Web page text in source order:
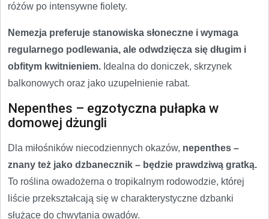
różów po intensywne fiolety.
Nemezja preferuje stanowiska słoneczne i wymaga
regularnego podlewania, ale odwdzięcza się długim i
obfitym kwitnieniem. Idealna do doniczek, skrzynek
balkonowych oraz jako uzupełnienie rabat.
Nepenthes – egzotyczna pułapka w
domowej dżungli
Dla miłośników niecodziennych okazów, nepenthes –
znany też jako dzbanecznik – będzie prawdziwą gratką.
To roślina owadożerna o tropikalnym rodowodzie, której
liście przekształcają się w charakterystyczne dzbanki
służące do chwytania owadów.